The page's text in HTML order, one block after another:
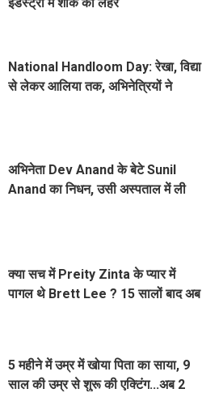
National Handloom Day: रेखा, विद्या
से लेकर आलिया तक, अभिनेत्रियों ने
अभिनेता Dev Anand के बेटे Sunil
Anand का निधन, उसी अस्पताल में ली
क्या सच में Preity Zinta के प्यार में
पागल थे Brett Lee ? 15 सालों बाद अब
5 महीने में उम्र में खोया पिता का साया, 9
साल की उम्र से शुरू की एक्टिंग...अब 2